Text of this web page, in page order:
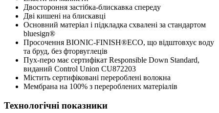
Двостороння застібка-блискавка спереду
Дві кишені на блискавці
Основний матеріал і підкладка схвалені за стандартом
bluesign®
Просочення BIONIC-FINISH®ECO, що відштовхує воду
та бруд, без фторвуглеців
Пух-перо має сертифікат Responsible Down Standard,
виданий Control Union CU872203
Містить сертифіковані перероблені волокна
Мембрана на 100% з перероблених матеріалів
Технологічні показники